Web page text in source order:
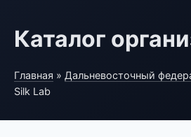
Каталог
Главная » Дальневосточный
Silk Lab